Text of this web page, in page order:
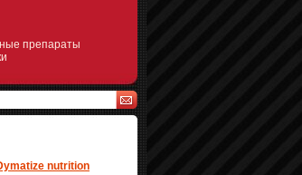
препараты
nutrition